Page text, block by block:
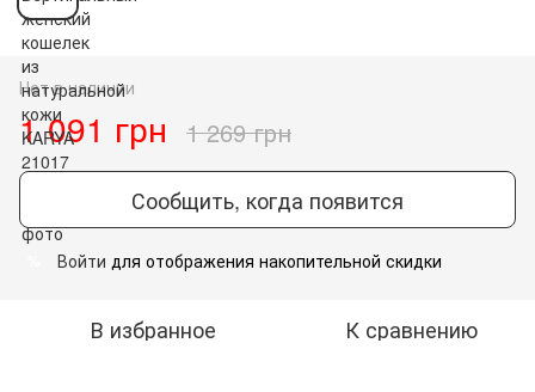
Нет в наличии
1 091 грн 1 269 грн
Сообщить, когда появится
Войти для отображения накопительной скидки
В избранное К сравнению